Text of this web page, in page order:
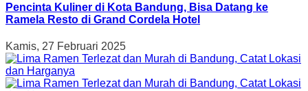
Pencinta Kuliner di Kota Bandung, Bisa Datang ke
Ramela Resto di Grand Cordela Hotel
Kamis, 27 Februari 2025